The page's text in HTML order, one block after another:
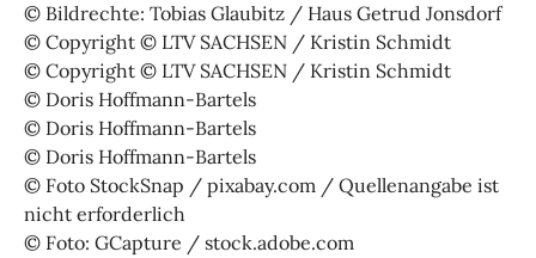
© Bildrechte: Tobias Glaubitz / Haus Getrud Jonsdorf
© Copyright © LTV SACHSEN / Kristin Schmidt
© Copyright © LTV SACHSEN / Kristin Schmidt
© Doris Hoffmann-Bartels
© Doris Hoffmann-Bartels
© Doris Hoffmann-Bartels
© Foto StockSnap / pixabay.com / Quellenangabe ist
nicht erforderlich
© Foto: GCapture / stock.adobe.com